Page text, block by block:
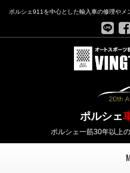
ポルシェ911を中心とした輸入車の修理や
ポルシェ
ポルシェ一筋30年以上